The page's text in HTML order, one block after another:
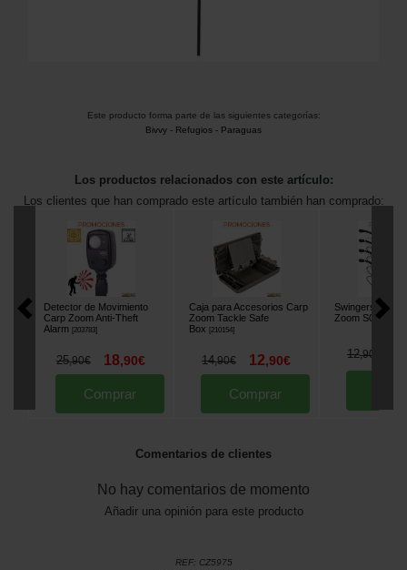
Este producto forma parte de las siguientes categorías:
Bivvy - Refugios - Paraguas
Los productos relacionados con este artículo:
Los clientes que han comprado este artículo también han comprado:
Detector de Movimiento
Carp Zoom Anti-Theft
Alarm [203783]
25,90€ 18,90€
Comprar
Caja para Accesorios Carp
Zoom Tackle Safe
Box [210154]
14,90€ 12,90€
Comprar
Swingers
Zoom S01
12,90
Comentarios de clientes
No hay comentarios de momento
Añadir una opinión para este producto
REF: CZ5975